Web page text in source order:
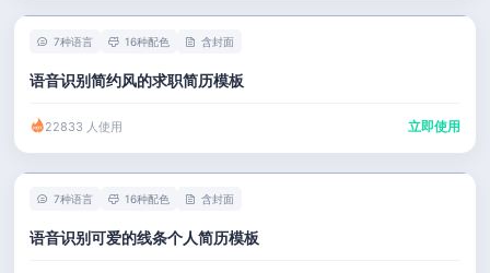
7种语言 16种配色 含封面
语音识别简约风的求职简历模板
22833 人使用 立即使用
7种语言 16种配色 含封面
语音识别可爱的线条个人简历模板